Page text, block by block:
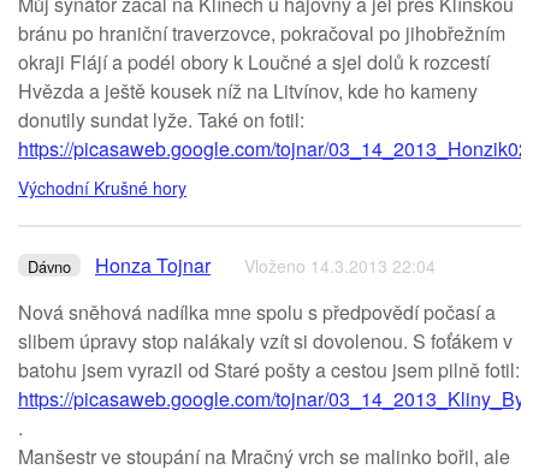
bránu po hraniční traverzovce, pokračoval po jihobřežním
okraji Flájí a podél obory k Loučné a sjel dolů k rozcestí
Hvězda a ještě kousek níž na Litvínov, kde ho kameny
donutily sundat lyže. Také on fotil:
https://picasaweb.google.com/tojnar/03_14_2013_Honzik02
Východní Krušné hory
Dávno Honza Tojnar Vloženo 14.3.2013 22:04
Nová sněhová nadílka mne spolu s předpovědí počasí a
slibem úpravy stop nalákaly vzít si dovolenou. S foťákem v
batohu jsem vyrazil od Staré pošty a cestou jsem pilně fotil:
https://picasaweb.google.com/tojnar/
.
Manšestr ve stoupání na Mračný vrch se malinko bořil, ale